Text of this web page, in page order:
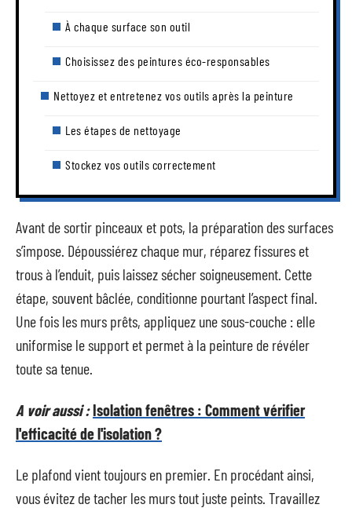
À chaque surface son outil
Choisissez des peintures éco-responsables
Nettoyez et entretenez vos outils après la peinture
Les étapes de nettoyage
Stockez vos outils correctement
Avant de sortir pinceaux et pots, la préparation des surfaces
s’impose. Dépoussiérez chaque mur, réparez fissures et
trous à l’enduit, puis laissez sécher soigneusement. Cette
étape, souvent bâclée, conditionne pourtant l’aspect final.
Une fois les murs prêts, appliquez une sous-couche : elle
uniformise le support et permet à la peinture de révéler
toute sa tenue.
A voir aussi :Isolation fenêtres : Comment vérifier
l'efficacité de l'isolation ?
Le plafond vient toujours en premier. En procédant ainsi,
vous évitez de tacher les murs tout juste peints. Travaillez